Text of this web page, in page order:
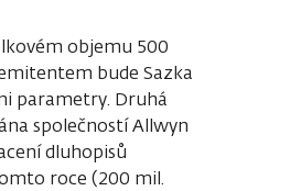
objemu 500
bude Sazka
parametry. Druhá
společností Allwyn
dluhopisů
roce (200 mil.